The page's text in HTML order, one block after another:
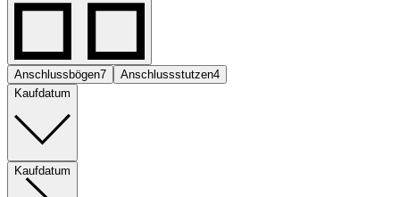
Anschlussbögen7 Anschlussstutzen4
Kaufdatum
Kaufdatum